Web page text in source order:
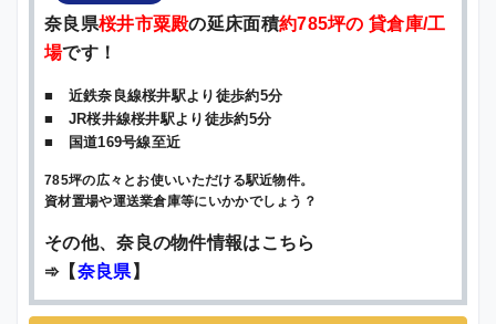
奈良県桜井市粟殿の延床面積約785坪の 貸倉庫/工
場です！
■ 近鉄奈良線桜井駅より徒歩約5分
■ JR桜井線桜井駅より徒歩約5分
■ 国道169号線至近
785坪の広々とお使いいただける駅近物件。
資材置場や運送業倉庫等にいかかでしょう？
その他、奈良の物件情報はこちら
➾【奈良県 】